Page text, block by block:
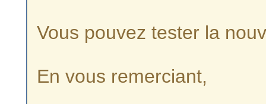
Vous pouvez tester la
En vous remerciant,